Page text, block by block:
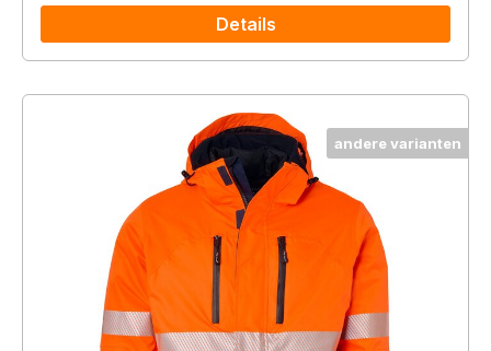
Details
andere varianten